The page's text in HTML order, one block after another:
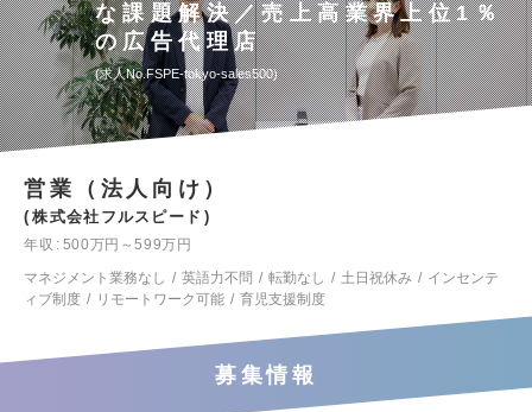
な課題解決／売上高業界上位1％
の広告代理店
求人No.FSPE-tokyo-sales500
営業（法人向け）
株式会社フルスピード
年収
500万円～599万円
マネジメント業務なし
英語力不問 転勤なし 土日祝休み
インセンテ
ィブ制度
リモートワーク可能 育児支援制度
募集情報